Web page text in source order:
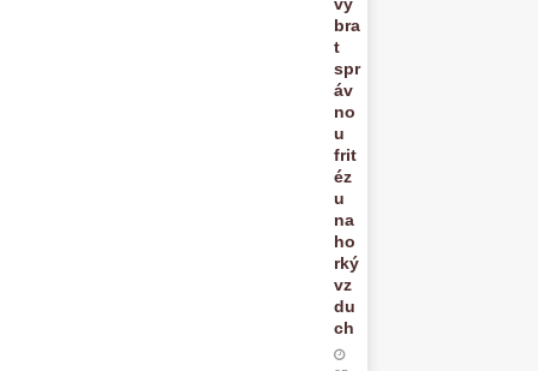
bra
t
spr
áv
no
u
frit
éz
u
na
ho
rký
vz
du
ch